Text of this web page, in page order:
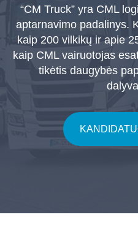
“CM Truck” yra CML
aptarnavimo padalinys.
kaip 200 vilkikų ir apie
kaip CML vairuotojas
tikėtis daugybės